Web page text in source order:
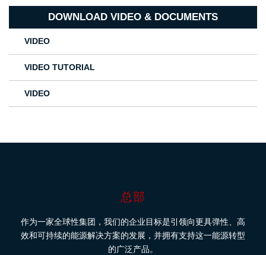
DOWNLOAD VIDEO & DOCUMENTS
VIDEO
VIDEO TUTORIAL
VIDEO
总部
作为一家全球性集团，我们的企业目标是引领向更具弹性、高
效和可持续的能源解决方案的发展，并拥有支持这一能源转型
的广泛产品。